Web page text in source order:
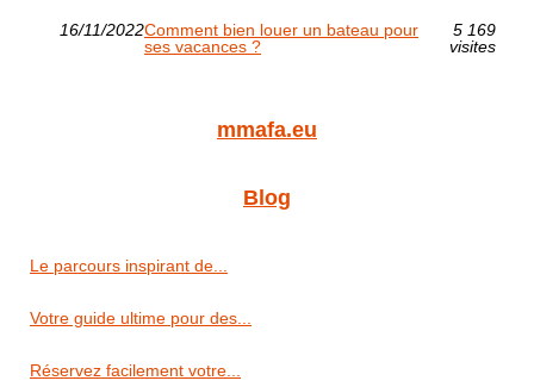
16/11/2022Comment bien louer un bateau pour
ses vacances ?
5 169
visites
mmafa.eu
Blog
Le parcours inspirant de...
Votre guide ultime pour des...
Réservez facilement votre...